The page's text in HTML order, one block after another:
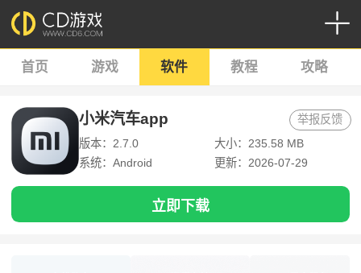
首页 游戏 软件 教程 攻略
小米汽车app
版本：2.7.0
大小：235.58 MB
系统：Android
更新：2026-07-29
举报反馈
立即下载